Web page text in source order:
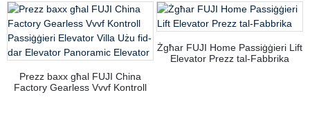
Prezz baxx għal FUJI China
Factory Gearless Vvvf Kontroll
Żgħar FUJI Home Passiġġieri Lift
Elevator Prezz tal-Fabbrika